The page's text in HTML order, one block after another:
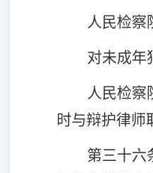
人民检察
对未成年
人民检察
时与辩护律师
第三十六